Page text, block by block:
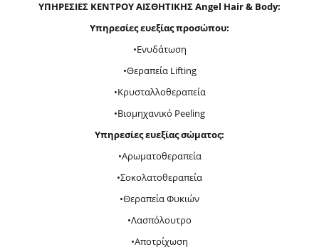
ΥΠΗΡΕΣΙΕΣ ΚΕΝΤΡΟΥ ΑΙΣΘΗΤΙΚΗΣ Angel Hair & Body:
Υπηρεσίες ευεξίας προσώπου:
•Ενυδάτωση
•Θεραπεία Lifting
•Κρυσταλλοθεραπεία
•Βιομηχανικό Peeling
Υπηρεσίες ευεξίας σώματος:
•Αρωματοθεραπεία
•Σοκολατοθεραπεία
•Θεραπεία Φυκιών
•Λασπόλουτρο
•Αποτρίχωση